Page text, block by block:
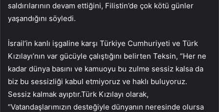
saldırılarının devam ettiğini, Filistin’de çok kötü günler
yaşandığını söyledi.
İsrail’in kanlı işgaline karşı Türkiye Cumhuriyeti ve Türk
Kızılayı’nın var gücüyle çalıştığını belirten Teksin, “Her ne
kadar dünya basını ve kamuoyu bu zulme sessiz kalsa da
biz bu sessizliği kabul etmiyoruz ve haklı buluyoruz.
Sessiz kalmak ayıptır.Türk Kızılayı olarak,
“Vatandaşlarımızın desteğiyle dünyanın neresinde olursa